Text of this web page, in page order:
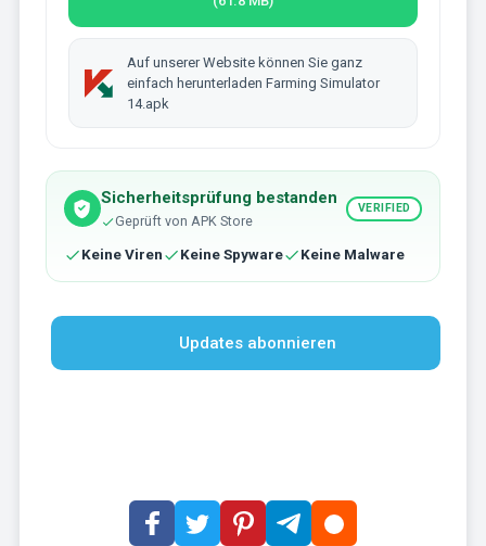
Auf unserer Website können Sie ganz
einfach herunterladen Farming Simulator
14.apk
Sicherheitsprüfung bestanden
Geprüft von APK Store
VERIFIED
Keine Viren Keine Spyware Keine Malware
Updates abonnieren